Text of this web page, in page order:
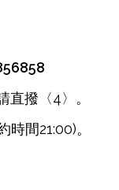
撥〈4〉。
間21:00)。